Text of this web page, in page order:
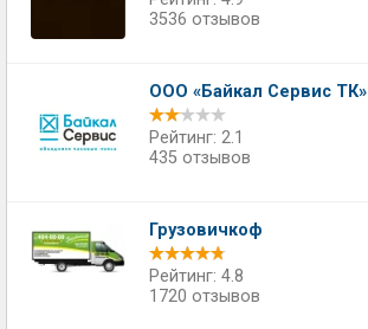
3536 отзывов
ООО «Байкал Сервис ТК»
Рейтинг: 2.1
435 отзывов
Грузовичкоф
Рейтинг: 4.8
1720 отзывов